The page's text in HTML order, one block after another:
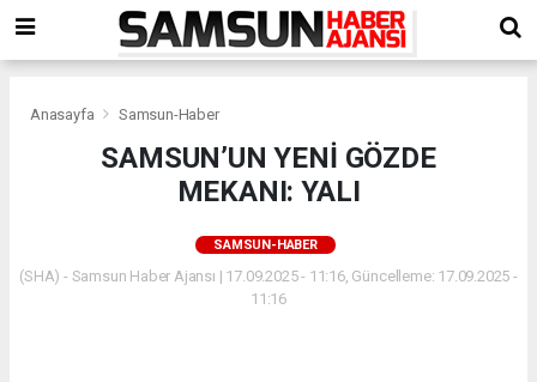
Anasayfa Samsun-Haber
SAMSUN’UN YENİ GÖZDE
MEKANI: YALI
SAMSUN-HABER
(SHA) - Samsun Haber Ajansı | 17.09.2025 - 11:16, Güncelleme: 17.09.2025 -
11:16